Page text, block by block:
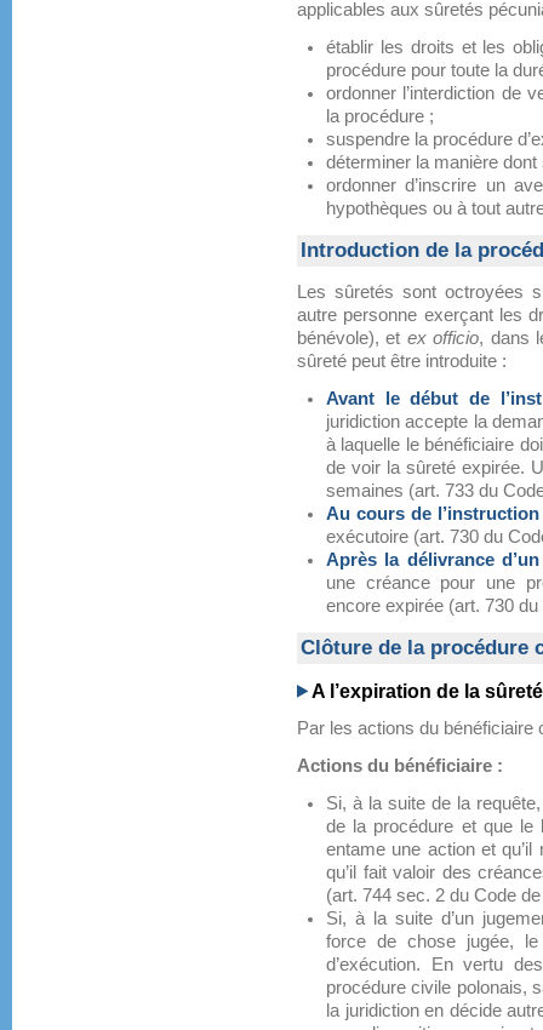
applicables aux sûretés
établir les droits et les
procédure pour toute la
ordonner l’interdiction de
la procédure ;
suspendre la procédure
déterminer la manière
ordonner d’inscrire un
hypothèques ou à tout
Introduction de la
Les sûretés sont octroyées
autre personne exerçant les
bénévole), et ex officio, dans
sûreté peut être introduite :
Avant le début de
juridiction accepte la
à laquelle le bénéficiaire
de voir la sûreté expirée.
semaines (art. 733 du
Au cours de l’instruction
exécutoire (art. 730 du
Après la délivrance
une créance pour une
encore expirée (art. 730
Clôture de la procédure
A l’expiration de la sûreté
Par les actions du bénéficiaire
Actions du bénéficiaire :
Si, à la suite de la
de la procédure et que le
entame une action et
qu’il fait valoir des
(art. 744 sec. 2 du Code
Si, à la suite d’un
force de chose jugée, le
d’exécution. En vertu
procédure civile polonais,
la juridiction en décide